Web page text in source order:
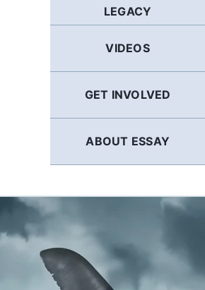
LEGACY
VIDEOS
GET INVOLVED
ABOUT ESSAY